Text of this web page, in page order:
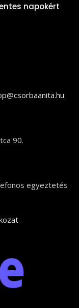
napokért
90.
egyeztetés